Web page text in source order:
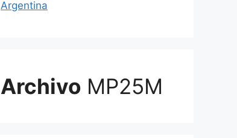
Argentina
Archivo MP25M